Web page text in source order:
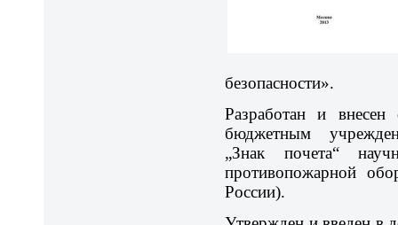
безопасности».
Разработан и внесен
бюджетным
„Знак почета“
противопожарной
России).